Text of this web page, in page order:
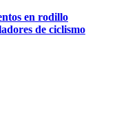
en rodillo
de ciclismo